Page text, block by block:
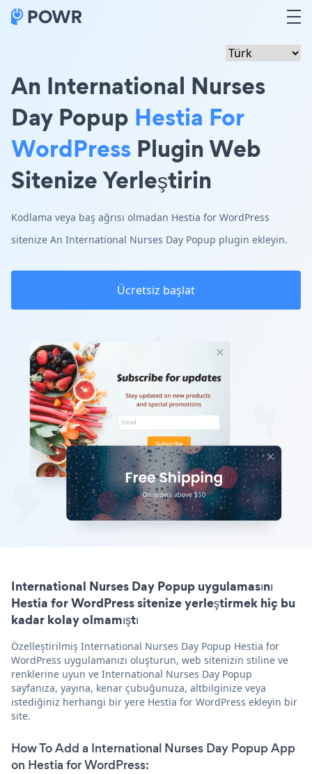
An International Nurses
Day Popup Hestia For
WordPress Plugin Web
Sitenize Yerleştirin
Kodlama veya baş ağrısı olmadan Hestia for WordPress
sitenize An International Nurses Day Popup plugin ekleyin.
Ücretsiz başlat
International Nurses Day Popup uygulamasını
Hestia for WordPress sitenize yerleştirmek hiç bu
kadar kolay olmamıştı
Özelleştirilmiş International Nurses Day Popup Hestia for
WordPress uygulamanızı oluşturun, web sitenizin stiline ve
renklerine uyun ve International Nurses Day Popup
sayfanıza, yayına, kenar çubuğunuza, altbilginize veya
istediğiniz herhangi bir yere Hestia for WordPress ekleyin bir
site.
How To Add a International Nurses Day Popup App
on Hestia for WordPress: